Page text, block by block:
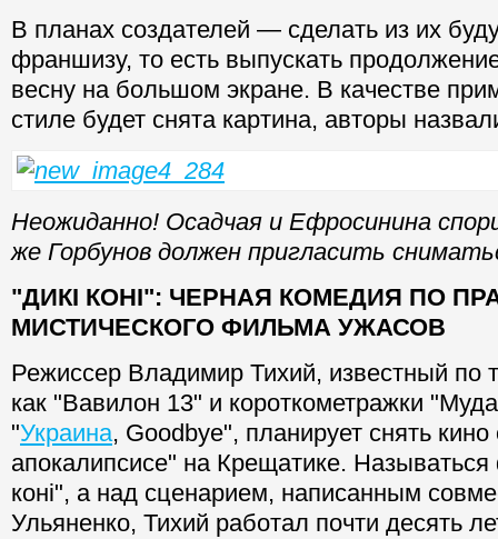
В планах создателей — сделать из их
франшизу, то есть выпускать
весну на большом экране. В качестве
стиле будет снята картина, авторы
Неожиданно! Осадчая и Ефросинина
же Горбунов должен пригласить
"ДИКІ КОНІ": ЧЕРНАЯ КОМЕДИЯ ПО
МИСТИЧЕСКОГО ФИЛЬМА УЖАСОВ
Режиссер Владимир Тихий, известный по
как "Вавилон 13" и короткометражки
"Украина, Goodbye", планирует снять
апокалипсисе" на Крещатике.
коні", а над сценарием, написанным
Ульяненко, Тихий работал почти десять